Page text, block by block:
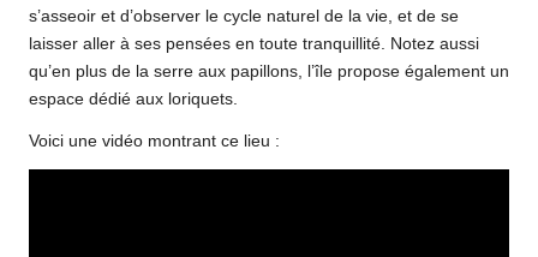
s’asseoir et d’observer le cycle naturel de la vie, et de se
laisser aller à ses pensées en toute tranquillité. Notez aussi
qu’en plus de la serre aux papillons, l’île propose également un
espace dédié aux loriquets.
Voici une vidéo montrant ce lieu :